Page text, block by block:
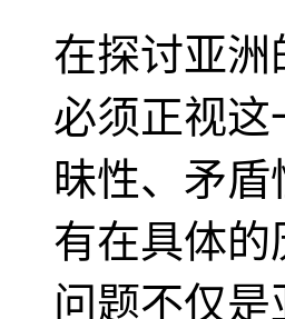
在探讨亚
必须正视
昧性、矛
有在具体
问题不仅